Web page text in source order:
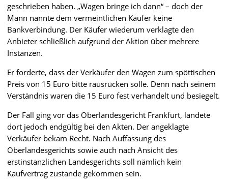
geschrieben haben. „Wagen bringe ich dann“ – doch der
Mann nannte dem vermeintlichen Käufer keine
Bankverbindung. Der Käufer wiederum verklagte den
Anbieter schließlich aufgrund der Aktion über mehrere
Instanzen.
Er forderte, dass der Verkäufer den Wagen zum spöttischen
Preis von 15 Euro bitte rausrücken solle. Denn nach seinem
Verständnis waren die 15 Euro fest verhandelt und besiegelt.
Der Fall ging vor das Oberlandesgericht Frankfurt, landete
dort jedoch endgültig bei den Akten. Der angeklagte
Verkäufer bekam Recht. Nach Auffassung des
Oberlandesgerichts sowie auch nach Ansicht des
erstinstanzlichen Landesgerichts soll nämlich kein
Kaufvertrag zustande gekommen sein.